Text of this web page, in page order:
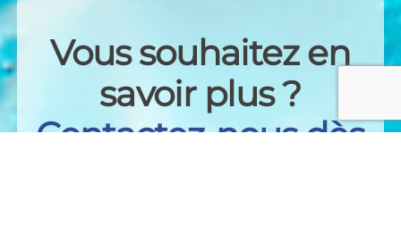
Vous souhaitez en
savoir plus ?
Contactez-nous dès